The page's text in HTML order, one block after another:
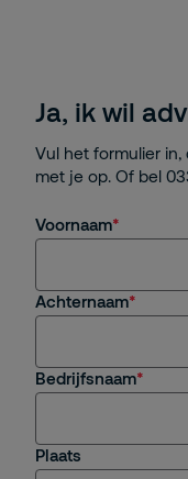
Ja, ik wil
Vul het formulier
met je op. Of bel
Voornaam
Achternaam
Bedrijfsnaam
Plaats